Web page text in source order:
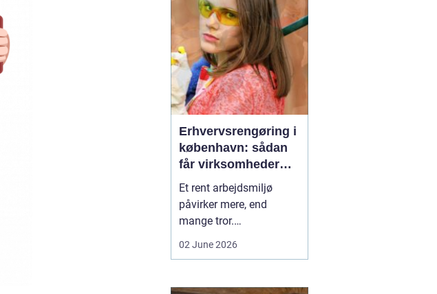
Erhvervsrengøring i
københavn: sådan
får virksomheder
mere ud af
hverdagen
Et rent arbejdsmiljø
påvirker mere, end
mange tror.
virksomhedens
02 June 2026